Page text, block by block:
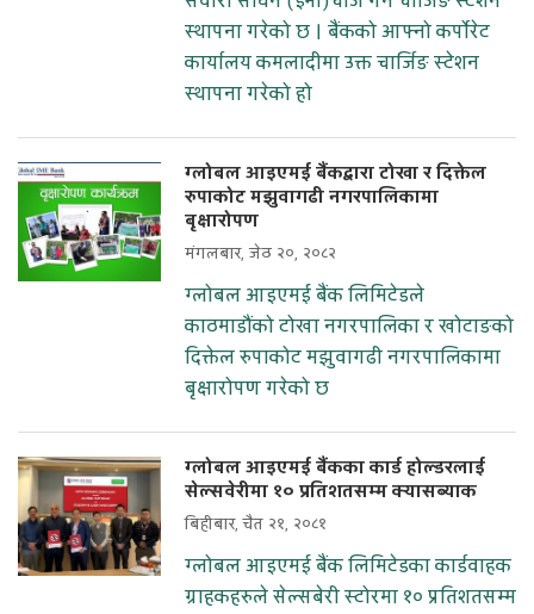
स्थापना गरेको छ । बैंकको आफ्नो कर्पोरेट
कार्यालय कमलादीमा उक्त चार्जिङ स्टेशन
स्थापना गरेको हो
ग्लोबल आइएमई बैंकद्वारा टोखा र दिक्तेल
रुपाकोट मझुवागढी नगरपालिकामा
बृक्षारोपण
मंगलबार, जेठ २०, २०८२
ग्लोबल आइएमई बैंक लिमिटेडले
काठमाडौंको टोखा नगरपालिका र खोटाङको
दिक्तेल रुपाकोट मझुवागढी नगरपालिकामा
बृक्षारोपण गरेको छ
ग्लोबल आइएमई बैंकका कार्ड होल्डरलाई
सेल्सवेरीमा १० प्रतिशतसम्म क्यासब्याक
बिहीबार, चैत २१, २०८१
ग्लोबल आइएमई बैंक लिमिटेडका कार्डवाहक
ग्राहकहरुले सेल्सबेरी स्टोरमा १० प्रतिशतसम्म